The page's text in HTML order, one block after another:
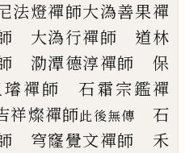
法燈禪師大溈善果禪
大溈行禪師 道林
泐潭德淳禪師 保
璿禪師 石霜宗鑑禪
燦禪師此後無傳
石
穹窿覺文禪師 禾